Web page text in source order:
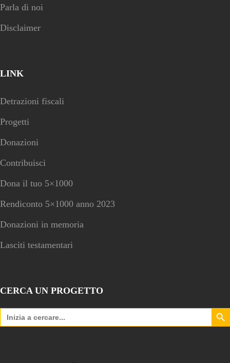
Parla di noi
Disclaimer
LINK
Detrazioni fiscali
Progetti
Donazioni
Contribuisci
Dona il tuo 5×1000
Rendiconto 5×1000 anno 2023
Donazioni in memoria
Lasciti testamentari
CERCA UN PROGETTO
Search
for:
Search